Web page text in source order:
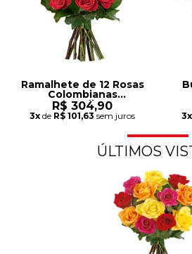
Ramalhete de 12 Rosas
Colombianas
Vermelhas
R$ 304,90
3x de R$ 101,63sem juros 3x
ÚLTIMOS